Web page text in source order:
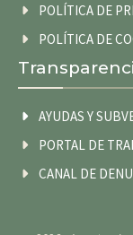
POLÍTICA DE
POLÍTICA DE
AYUDAS Y
PORTAL DE
CANAL DE